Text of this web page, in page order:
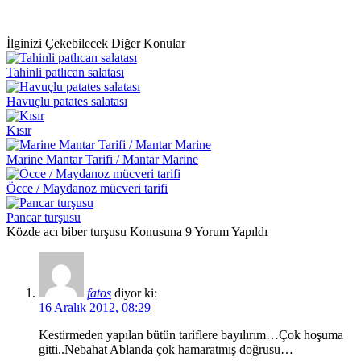
İlginizi Çekebilecek Diğer Konular
Tahinli patlıcan salatası
Havuçlu patates salatası
Kısır
Marine Mantar Tarifi / Mantar Marine
Öcce / Maydanoz mücveri tarifi
Pancar turşusu
Közde acı biber turşusu Konusuna 9 Yorum Yapıldı
fatos diyor ki:
16 Aralık 2012, 08:29
Kestirmeden yapılan bütün tariflere bayılırım…Çok hoşuma
gitti..Nebahat Ablanda çok hamaratmış doğrusu…